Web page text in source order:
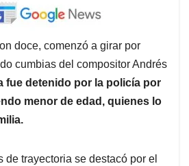
doce, comenzó a girar por
cumbias del compositor Andrés
fue detenido por la policía por
menor de edad, quienes lo
de trayectoria se destacó por el